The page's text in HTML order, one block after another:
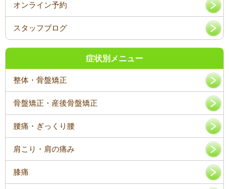
オンライン予約
スタッフブログ
症状別メニュー
整体・骨盤矯正
骨盤矯正・産後骨盤矯正
腰痛・ぎっくり腰
肩こり・肩の痛み
膝痛